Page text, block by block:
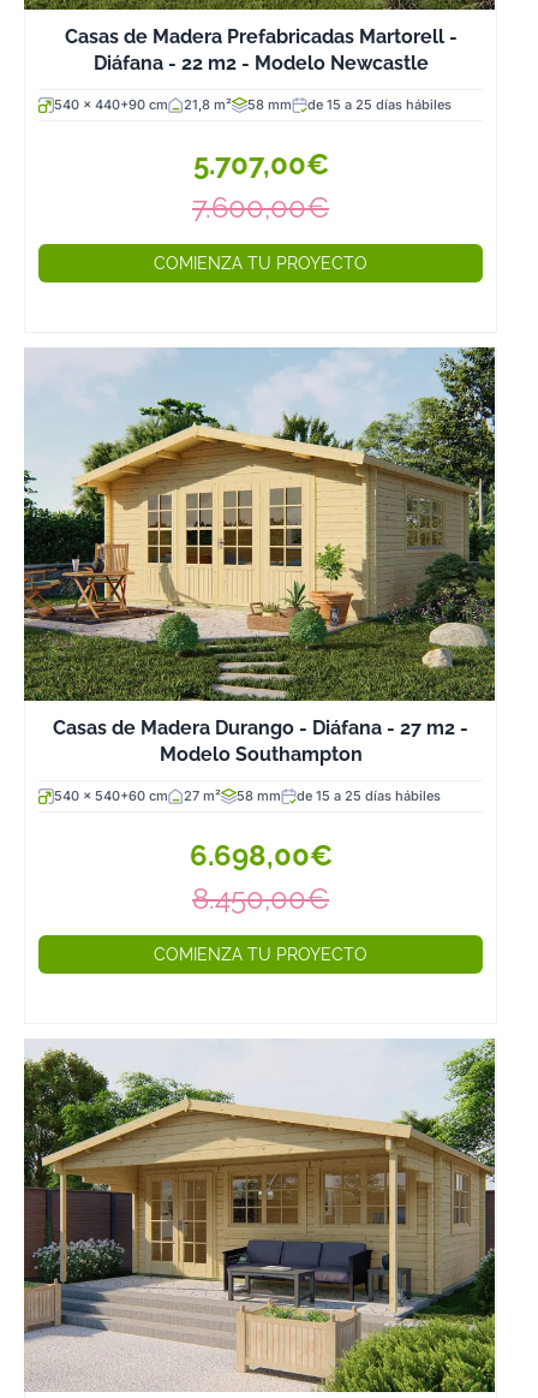
Casas de Madera Prefabricadas Martorell -
Diáfana - 22 m2 - Modelo Newcastle
540 x 440+90 cm 21,8 m² 58 mm de 15 a 25 días hábiles
5.707,00€
7.600,00€
COMIENZA TU PROYECTO
Casas de Madera Durango - Diáfana - 27 m2 -
Modelo Southampton
540 x 540+60 cm 27 m² 58 mm de 15 a 25 días hábiles
6.698,00€
8.450,00€
COMIENZA TU PROYECTO